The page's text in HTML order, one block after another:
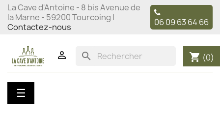
La Cave d'Antoine - 8 bis Avenue de
la Marne - 59200 Tourcoing |
Contactez-nous
06 09 63 64 66
 search shopping_cart (0)
Basculer
la
☰